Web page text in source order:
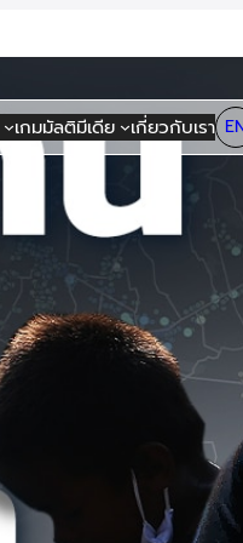
เกมมัลติมีเดีย เกี่ยวกับเรา